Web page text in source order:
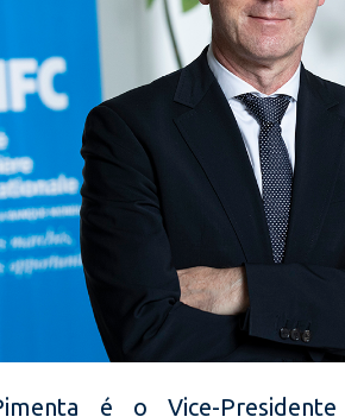
é o Vice-